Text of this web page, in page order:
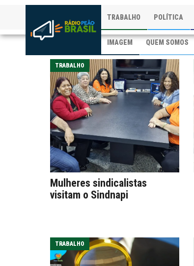
TRABALHO POLÍTICA
IMAGEM QUEM SOMOS
TRABALHO
Mulheres sindicalistas
visitam o Sindnapi
TRABALHO